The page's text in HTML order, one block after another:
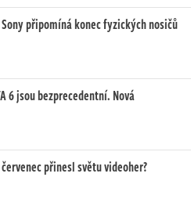
připomíná konec fyzických nosičů
6 jsou bezprecedentní. Nová
přinesl světu videoher?